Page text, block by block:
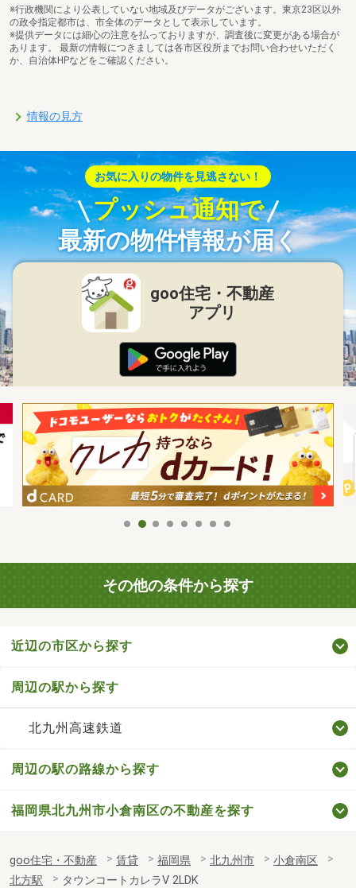
※行政機関により公表していない地域及びデータがございます。東京23区以外
の政令指定都市は、市全体のデータとして表示しています。
※提供データには細心の注意を払っておりますが、調査後に変更がある場合が
あります。 最新の情報につきましては各市区役所までお問い合わせいただく
か、自治体HPなどをご確認ください。
情報の見方
お気に入りの物件を見逃さない！
プッシュ通知で
最新の物件情報が届く
goo住宅・不動産
アプリ
その他の条件から探す
近辺の市区から探す
周辺の駅から探す
北九州高速鉄道
周辺の駅の路線から探す
福岡県北九州市小倉南区の不動産を探す
goo住宅・不動産 賃貸 福岡県 北九州市
小倉南区
北方駅
タウンコートカレラⅤ 2LDK